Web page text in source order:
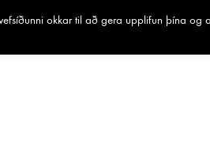
okkar til að gera upplifun þína og